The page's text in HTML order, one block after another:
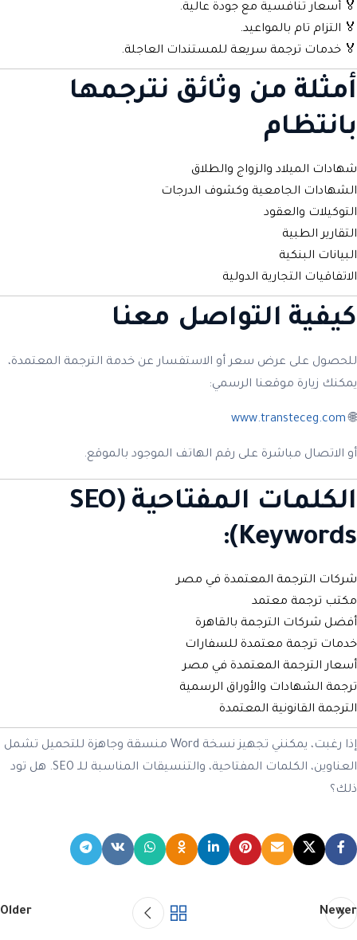
🏅 أسعار تنافسية مع جودة عالية.
🏅 التزام تام بالمواعيد.
🏅 خدمات ترجمة سريعة للمستندات العاجلة.
أمثلة من وثائق نترجمها
بانتظام
شهادات الميلاد والزواج والطلاق
الشهادات الجامعية وكشوف الدرجات
التوكيلات والعقود
التقارير الطبية
البيانات البنكية
الاتفاقيات التجارية الدولية
كيفية التواصل معنا
للحصول على عرض سعر أو الاستفسار عن خدمة الترجمة المعتمدة،
يمكنك زيارة موقعنا الرسمي:
🌐
www.transteceg.com
أو الاتصال مباشرة على رقم الهاتف الموجود بالموقع.
الكلمات المفتاحية (SEO
Keywords):
شركات الترجمة المعتمدة في مصر
مكتب ترجمة معتمد
أفضل شركات الترجمة بالقاهرة
خدمات ترجمة معتمدة للسفارات
أسعار الترجمة المعتمدة في مصر
ترجمة الشهادات والأوراق الرسمية
الترجمة القانونية المعتمدة
إذا رغبت، يمكنني تجهيز نسخة Word منسقة وجاهزة للتحميل تشمل
العناوين، الكلمات المفتاحية، والتنسيقات المناسبة للـ SEO. هل تود
ذلك؟
Newer
Older